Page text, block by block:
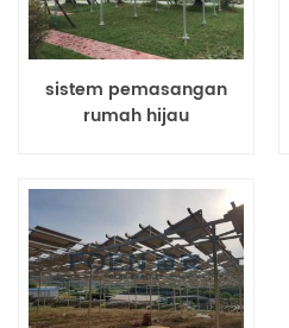
sistem pemasangan
rumah hijau